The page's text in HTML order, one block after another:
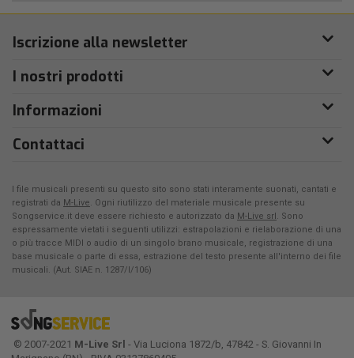
Iscrizione alla newsletter
I nostri prodotti
Informazioni
Contattaci
I file musicali presenti su questo sito sono stati interamente suonati, cantati e
registrati da M-Live. Ogni riutilizzo del materiale musicale presente su
Songservice.it deve essere richiesto e autorizzato da M-Live srl. Sono
espressamente vietati i seguenti utilizzi: estrapolazioni e rielaborazione di una
o più tracce MIDI o audio di un singolo brano musicale, registrazione di una
base musicale o parte di essa, estrazione del testo presente all'interno dei file
musicali. (Aut. SIAE n. 1287/I/106)
© 2007-2021 M-Live Srl - Via Luciona 1872/b, 47842 - S. Giovanni In